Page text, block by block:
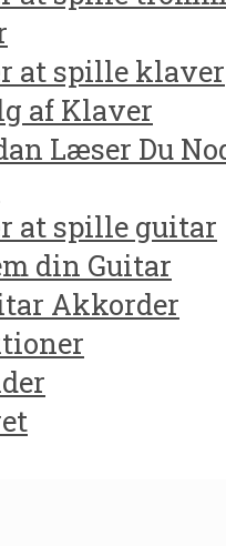
at spille klaver
af Klaver
Læser Du
at spille guitar
din Guitar
Akkorder